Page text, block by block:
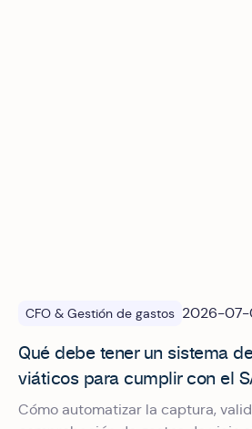
CFO & Gestión de gastos 2026-
Qué debe tener un sistema
viáticos para cumplir con el
Cómo automatizar la captura,